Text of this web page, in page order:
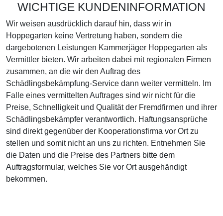
WICHTIGE KUNDENINFORMATION
Wir weisen ausdrücklich darauf hin, dass wir in
Hoppegarten keine Vertretung haben, sondern die
dargebotenen Leistungen Kammerjäger Hoppegarten als
Vermittler bieten. Wir arbeiten dabei mit regionalen Firmen
zusammen, an die wir den Auftrag des
Schädlingsbekämpfung-Service dann weiter vermitteln. Im
Falle eines vermittelten Auftrages sind wir nicht für die
Preise, Schnelligkeit und Qualität der Fremdfirmen und ihrer
Schädlingsbekämpfer verantwortlich. Haftungsansprüche
sind direkt gegenüber der Kooperationsfirma vor Ort zu
stellen und somit nicht an uns zu richten. Entnehmen Sie
die Daten und die Preise des Partners bitte dem
Auftragsformular, welches Sie vor Ort ausgehändigt
bekommen.